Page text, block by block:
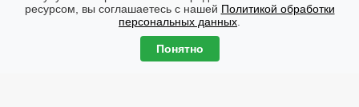
РЕКЛАМА О ПРОЕКТЕ
КОНТАКТЫ
ПОЛИТИКА КОНФИДЕНЦИАЛЬНОСТИ
ВЕРСИЯ ДЛЯ КОМПЬЮТЕРА
ресурсом, вы соглашаетесь с нашей Политикой обработки
персональных данных
Понятно